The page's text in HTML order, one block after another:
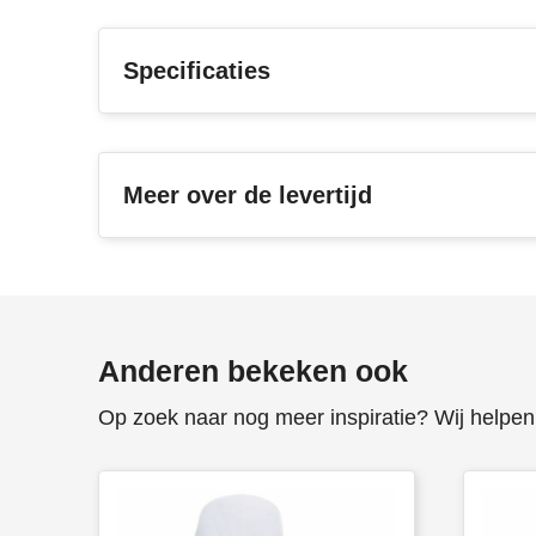
Specificaties
Meer over de levertijd
Anderen bekeken ook
Op zoek naar nog meer inspiratie? Wij